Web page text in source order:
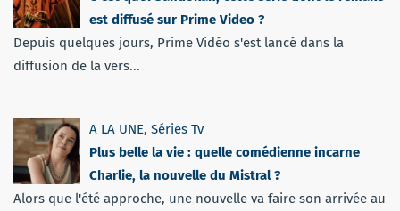
est diffusé sur Prime Video ?
Depuis quelques jours, Prime Vidéo s'est lancé dans la
diffusion de la vers...
A LA UNE, Séries Tv
Plus belle la vie : quelle comédienne incarne
Charlie, la nouvelle du Mistral ?
Alors que l'été approche, une nouvelle va faire son arrivée au